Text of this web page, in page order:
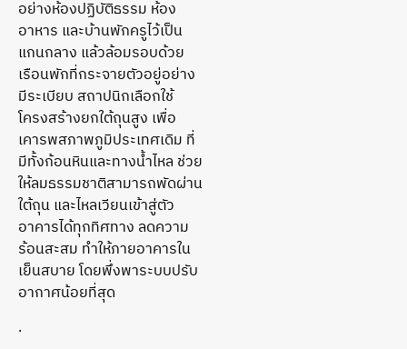
อย่างห้องปฏิบัติธรรม ห้อง
อาหาร และบ้านพักครูไว้เป็น
แกนกลาง แล้วล้อมรอบด้วย
เรือนพักที่กระจายตัวอยู่อย่าง
มีระเบียบ สถาปนิกเลือกใช้
โครงสร้างยกใต้ถุนสูง เพื่อ
เคารพสภาพภูมิประเทศเดิม ที่
มีทั้งก้อนหินและทางน้ำไหล ช่วย
ให้ลมธรรมชาติสามารถพัดผ่าน
ใต้ถุน และไหลเวียนเข้าสู่ตัว
อาคารได้ทุกทิศทาง ลดความ
ร้อนสะสม ทำให้ภายอาคารใน
เย็นสบาย โดยพึ่งพาระบบปรับ
อากาศน้อยที่สุด
.